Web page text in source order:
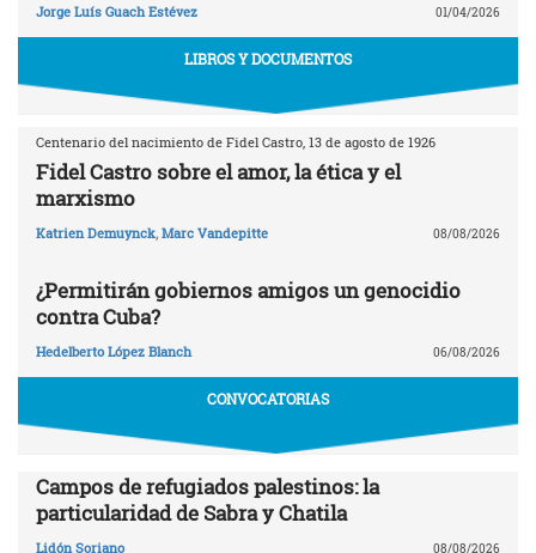
Jorge Luís Guach Estévez 01/04/2026
LIBROS Y DOCUMENTOS
Centenario del nacimiento de Fidel Castro, 13 de agosto de 1926
Fidel Castro sobre el amor, la ética y el
marxismo
Katrien Demuynck, Marc Vandepitte 08/08/2026
¿Permitirán gobiernos amigos un genocidio
contra Cuba?
Hedelberto López Blanch 06/08/2026
CONVOCATORIAS
Campos de refugiados palestinos: la
particularidad de Sabra y Chatila
Lidón Soriano 08/08/2026